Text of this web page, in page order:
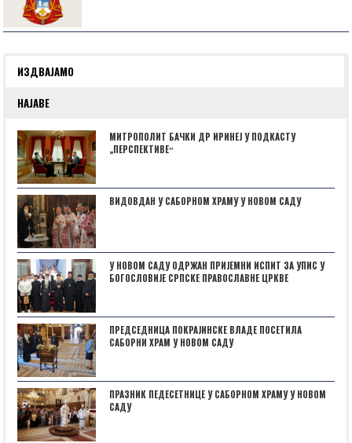
ИЗДВАЈАМО
НАЈАВЕ
МИТРОПОЛИТ БАЧКИ ДР ИРИНЕЈ У ПОДКАСТУ
„ПЕРСПЕКТИВЕˮ
ВИДОВДАН У САБОРНОМ ХРАМУ У НОВОМ САДУ
У НОВОМ САДУ ОДРЖАН ПРИЈЕМНИ ИСПИТ ЗА УПИС У
БОГОСЛОВИЈЕ СРПСКЕ ПРАВОСЛАВНЕ ЦРКВЕ
ПРЕДСЕДНИЦА ПОКРАЈИНСКЕ ВЛАДЕ ПОСЕТИЛА
САБОРНИ ХРАМ У НОВОМ САДУ
ПРАЗНИК ПЕДЕСЕТНИЦЕ У САБОРНОМ ХРАМУ У НОВОМ
САДУ